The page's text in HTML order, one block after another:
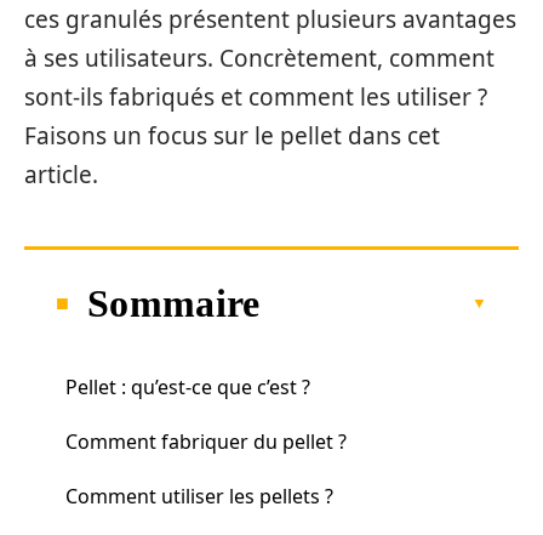
ces granulés présentent plusieurs avantages
à ses utilisateurs. Concrètement, comment
sont-ils fabriqués et comment les utiliser ?
Faisons un focus sur le pellet dans cet
article.
Sommaire
Pellet : qu’est-ce que c’est ?
Comment fabriquer du pellet ?
Comment utiliser les pellets ?